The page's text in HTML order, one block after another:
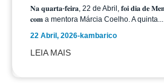
𝐍𝐚 𝐪𝐮𝐚𝐫𝐭𝐚-𝐟𝐞𝐢𝐫𝐚, 22 de Abril, 𝐟𝐨𝐢 𝐝𝐢𝐚 𝐝𝐞
𝐜𝐨𝐦 a mentora Márcia Coelho. A quinta...
22 Abril, 2026-kambarico
LEIA MAIS